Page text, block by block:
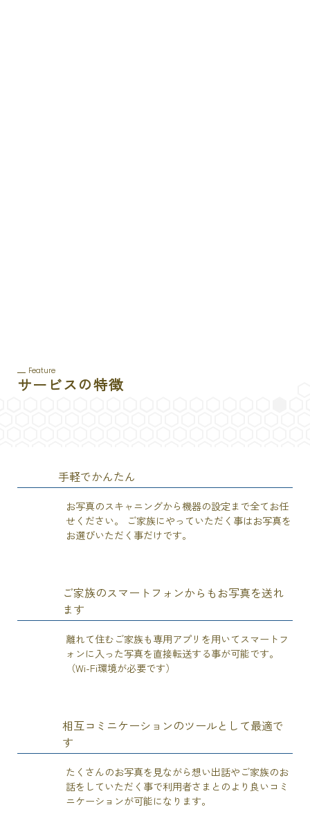
Feature
サービスの特徴
手軽でかんたん
お写真のスキャニングから機器の設定まで全てお任
せください。 ご家族にやっていただく事はお写真を
お選びいただく事だけです。
ご家族のスマートフォンからもお写真を送れ
ます
離れて住むご家族も専用アプリを用いてスマートフ
ォンに入った写真を直接転送する事が可能です。
（Wi-Fi環境が必要です）
相互コミニケーションのツールとして最適で
す
たくさんのお写真を見ながら想い出話やご家族のお
話をしていただく事で利用者さまとのより良いコミ
ニケーションが可能になります。